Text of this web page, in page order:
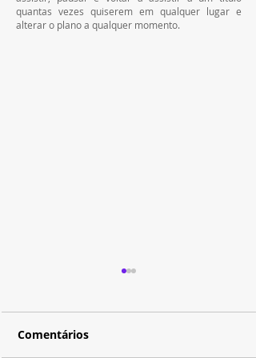
quantas vezes quiserem em qualquer lugar e
alterar o plano a qualquer momento.
Comentários